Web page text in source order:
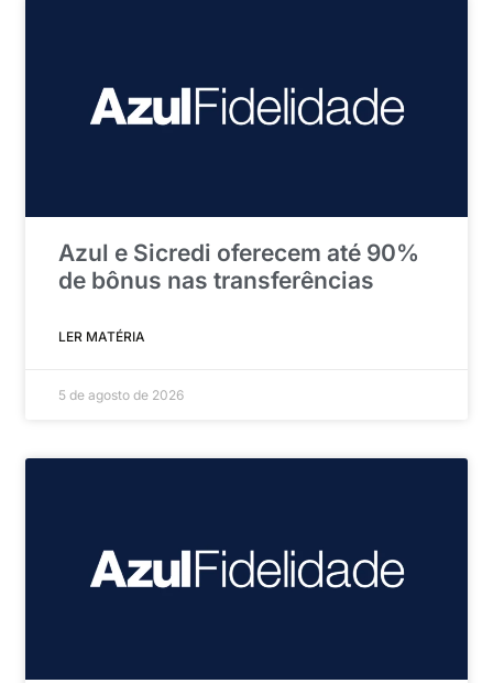
Azul e Sicredi oferecem até 90%
de bônus nas transferências
LER MATÉRIA
5 de agosto de 2026